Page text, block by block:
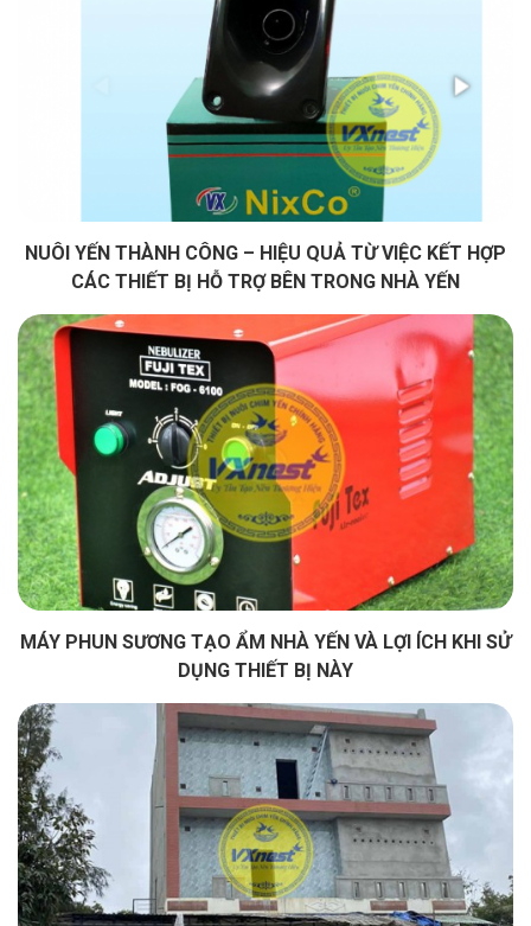
NUÔI YẾN THÀNH CÔNG – HIỆU QUẢ TỪ VIỆC KẾT HỢP
CÁC THIẾT BỊ HỖ TRỢ BÊN TRONG NHÀ YẾN
MÁY PHUN SƯƠNG TẠO ẨM NHÀ YẾN VÀ LỢI ÍCH KHI SỬ
DỤNG THIẾT BỊ NÀY